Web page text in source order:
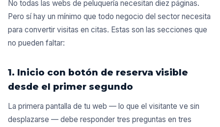
No todas las webs de peluquería necesitan diez páginas.
Pero sí hay un mínimo que todo negocio del sector necesita
para convertir visitas en citas. Estas son las secciones que
no pueden faltar:
1. Inicio con botón de reserva visible
desde el primer segundo
La primera pantalla de tu web — lo que el visitante ve sin
desplazarse — debe responder tres preguntas en tres